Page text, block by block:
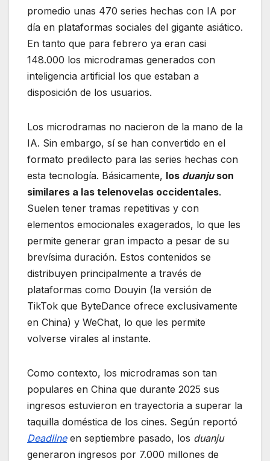
promedio unas 470 series hechas con IA por
día en plataformas sociales del gigante asiático.
En tanto que para febrero ya eran casi
148.000 los microdramas generados con
inteligencia artificial los que estaban a
disposición de los usuarios.
Los microdramas no nacieron de la mano de la
IA. Sin embargo, sí se han convertido en el
formato predilecto para las series hechas con
esta tecnología. Básicamente, los duanjuson
similares a las telenovelas occidentales.
Suelen tener tramas repetitivas y con
elementos emocionales exagerados, lo que les
permite generar gran impacto a pesar de su
brevísima duración. Estos contenidos se
distribuyen principalmente a través de
plataformas como Douyin (la versión de
TikTok que ByteDance ofrece exclusivamente
en China) y WeChat, lo que les permite
volverse virales al instante.
Como contexto, los microdramas son tan
populares en China que durante 2025 sus
ingresos estuvieron en trayectoria a superar la
taquilla doméstica de los cines. Según reportó
Deadlineen septiembre pasado, los duanju
generaron ingresos por 7.000 millones de